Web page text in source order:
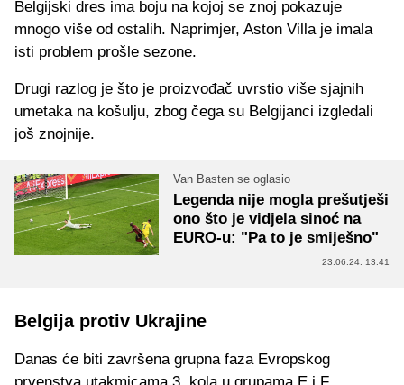
Belgijski dres ima boju na kojoj se znoj pokazuje
mnogo više od ostalih. Naprimjer, Aston Villa je imala
isti problem prošle sezone.
Drugi razlog je što je proizvođač uvrstio više sjajnih
umetaka na košulju, zbog čega su Belgijanci izgledali
još znojnije.
Van Basten se oglasio
Legenda nije mogla prešutješi
ono što je vidjela sinoć na
EURO-u: "Pa to je smiješno"
23.06.24. 13:41
Belgija protiv Ukrajine
Danas će biti završena grupna faza Evropskog
prvenstva utakmicama 3. kola u grupama E i F.